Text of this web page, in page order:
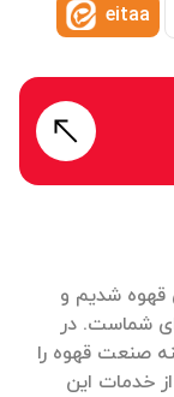
قهوه شدیم و
شماست. در
صنعت قهوه را
خدمات این
eitaa